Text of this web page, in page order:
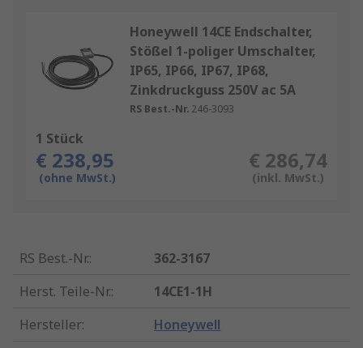
Honeywell 14CE Endschalter,
Stößel 1-poliger Umschalter,
IP65, IP66, IP67, IP68,
Zinkdruckguss 250V ac 5A
RS Best.-Nr. 246-3093
1 Stück
€ 238,95
(ohne MwSt.)
€ 286,74
(inkl. MwSt.)
RS Best.-Nr.:
362-3167
Herst. Teile-Nr.:
14CE1-1H
Hersteller: Honeywell